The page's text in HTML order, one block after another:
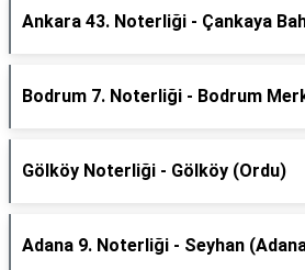
Ankara 43. Noterliği - Çankaya
Bodrum 7. Noterliği - Bodrum
Gölköy Noterliği - Gölköy (Ordu)
Adana 9. Noterliği - Seyhan